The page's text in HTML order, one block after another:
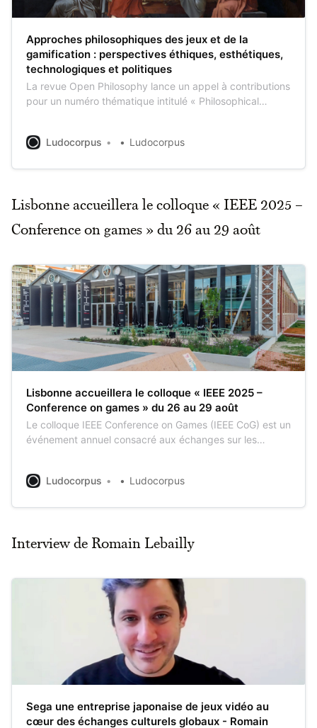
Approches philosophiques des jeux et de la
gamification : perspectives éthiques, esthétiques,
technologiques et politiques
La revue Open Philosophy lance un appel à contributions
pour un numéro thématique intitulé « Philosophical
philosophiques des jeux et de la gamification :
Ludocorpus Ludocorpus
Lisbonne accueillera le colloque « IEEE 2025 –
Conference on games » du 26 au 29 août
Lisbonne accueillera le colloque « IEEE 2025 –
Conference on games » du 26 au 29 août
Le colloque IEEE Conference on Games (IEEE CoG) est un
événement annuel consacré aux échanges sur les
société et d’autres types de jeux. Ce rendez-vous pour
Ludocorpus Ludocorpus
Interview de Romain Lebailly
Sega une entreprise japonaise de jeux vidéo au
cœur des échanges culturels globaux - Romain